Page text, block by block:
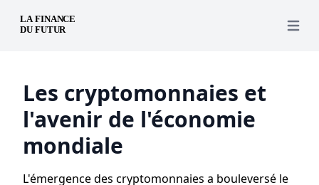
Open
Les cryptomonnaies et
l'avenir de l'économie
mondiale
L'émergence des cryptomonnaies a bouleversé le